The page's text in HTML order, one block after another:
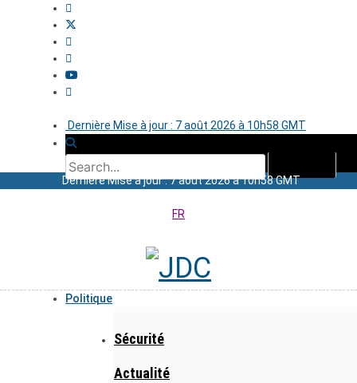
Dernière Mise à jour : 7 août 2026 à 10h58 GMT
Dernière Mise à jour : 7 août 2026 à 10h58 GMT
FR
Politique
Sécurité
Actualité